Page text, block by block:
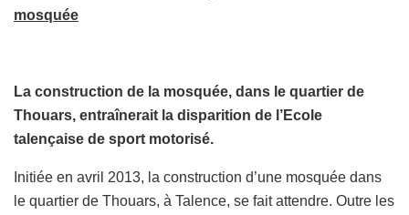
mosquée
­La construction de la mosquée, dans le quartier de
Thouars, entraînerait la disparition de l’Ecole
talençaise de sport motorisé.
Initiée en avril 2013, la construction d’une mosquée dans
le quartier de Thouars, à Talence, se fait attendre. Outre les